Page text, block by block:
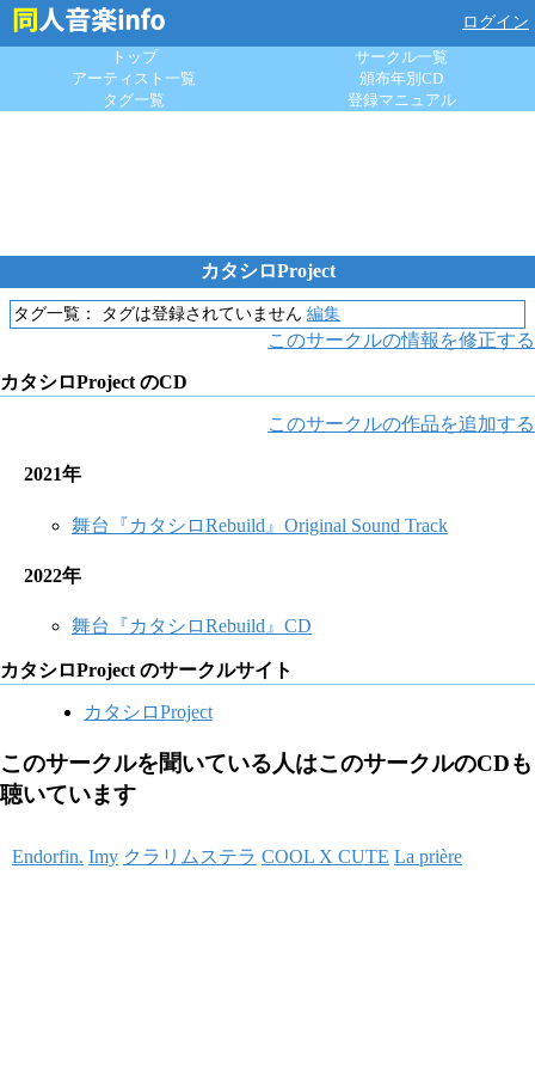
ログイン
トップ
サークル一覧
アーティスト一覧
頒布年別CD
タグ一覧
登録マニュアル
カタシロProject
タグ一覧： タグは登録されていません 編集
このサークルの情報を修正する
カタシロProject のCD
このサークルの作品を追加する
2021年
舞台『カタシロRebuild』Original Sound Track
2022年
舞台『カタシロRebuild』CD
カタシロProject のサークルサイト
カタシロProject
このサークルを聞いている人はこのサークルのCDも
聴いています
Endorfin. Imy クラリムステラ COOL X CUTE La prière